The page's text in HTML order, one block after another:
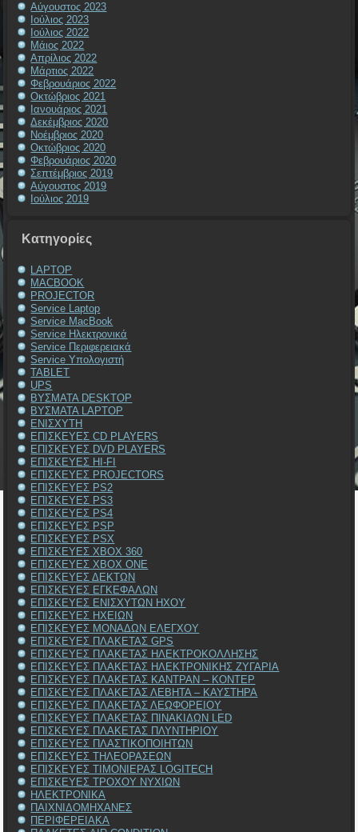
Αύγουστος 2023
Ιούλιος 2023
Ιούλιος 2022
Μάιος 2022
Απρίλιος 2022
Μάρτιος 2022
Φεβρουάριος 2022
Οκτώβριος 2021
Ιανουάριος 2021
Δεκέμβριος 2020
Νοέμβριος 2020
Οκτώβριος 2020
Φεβρουάριος 2020
Σεπτέμβριος 2019
Αύγουστος 2019
Ιούλιος 2019
Kατηγορίες
LAPTOP
MACBOOK
PROJECTOR
Service Laptop
Service MacBook
Service Ηλεκτρονικά
Service Περιφερειακά
Service Υπολογιστή
TABLET
UPS
ΒΥΣΜΑΤΑ DESKTOP
ΒΥΣΜΑΤΑ LAPTOP
ΕΝΙΣΧΥΤΗ
ΕΠΙΣΚΕΥΕΣ CD PLAYERS
ΕΠΙΣΚΕΥΕΣ DVD PLAYERS
ΕΠΙΣΚΕΥΕΣ HI-FI
ΕΠΙΣΚΕΥΕΣ PROJECTORS
ΕΠΙΣΚΕΥΕΣ PS2
ΕΠΙΣΚΕΥΕΣ PS3
ΕΠΙΣΚΕΥΕΣ PS4
ΕΠΙΣΚΕΥΕΣ PSP
ΕΠΙΣΚΕΥΕΣ PSX
ΕΠΙΣΚΕΥΕΣ XBOX 360
ΕΠΙΣΚΕΥΕΣ XBOX ONE
ΕΠΙΣΚΕΥΕΣ ΔΕΚΤΩΝ
ΕΠΙΣΚΕΥΕΣ ΕΓΚΕΦΑΛΩΝ
ΕΠΙΣΚΕΥΕΣ ΕΝΙΣΧΥΤΩΝ ΗΧΟΥ
ΕΠΙΣΚΕΥΕΣ ΗΧΕΙΩΝ
ΕΠΙΣΚΕΥΕΣ ΜΟΝΑΔΩΝ ΕΛΕΓΧΟΥ
ΕΠΙΣΚΕΥΕΣ ΠΛΑΚΕΤΑΣ GPS
ΕΠΙΣΚΕΥΕΣ ΠΛΑΚΕΤΑΣ ΗΛΕΚΤΡΟΚΟΛΛΗΣΗΣ
ΕΠΙΣΚΕΥΕΣ ΠΛΑΚΕΤΑΣ ΗΛΕΚΤΡΟΝΙΚΗΣ ΖΥΓΑΡΙΑ
ΕΠΙΣΚΕΥΕΣ ΠΛΑΚΕΤΑΣ ΚΑΝΤΡΑΝ – ΚΟΝΤΕΡ
ΕΠΙΣΚΕΥΕΣ ΠΛΑΚΕΤΑΣ ΛΕΒΗΤΑ – ΚΑΥΣΤΗΡΑ
ΕΠΙΣΚΕΥΕΣ ΠΛΑΚΕΤΑΣ ΛΕΩΦΟΡΕΙΟΥ
ΕΠΙΣΚΕΥΕΣ ΠΛΑΚΕΤΑΣ ΠΙΝΑΚΙΔΩΝ LED
ΕΠΙΣΚΕΥΕΣ ΠΛΑΚΕΤΑΣ ΠΛΥΝΤΗΡΙΟΥ
ΕΠΙΣΚΕΥΕΣ ΠΛΑΣΤΙΚΟΠΟΙΗΤΩΝ
ΕΠΙΣΚΕΥΕΣ ΤΗΛΕΟΡΑΣΕΩΝ
ΕΠΙΣΚΕΥΕΣ ΤΙΜΟΝΙΕΡΑΣ LOGITECH
ΕΠΙΣΚΕΥΕΣ ΤΡΟΧΟΥ ΝΥΧΙΩΝ
ΗΛΕΚΤΡΟΝΙΚΑ
ΠΑΙΧΝΙΔΟΜΗΧΑΝΕΣ
ΠΕΡΙΦΕΡΕΙΑΚΑ